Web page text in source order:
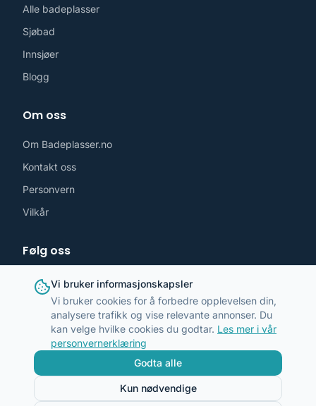
Vi bruker informasjonskapsler
Vi bruker cookies for å forbedre opplevelsen din,
analysere trafikk og vise relevante annonser. Du
kan velge hvilke cookies du godtar. Les mer i vår
personvernerklæring
Kun nødvendige
Godta alle
Alle badeplasser
Sjøbad
Innsjøer
Blogg
Om oss
Om Badeplasser.no
Kontakt oss
Personvern
Vilkår
Følg oss
post@badeplasser.no
Badeplasser.no. Alle rettigheter reservert.
Laget med ❤️ i Norge